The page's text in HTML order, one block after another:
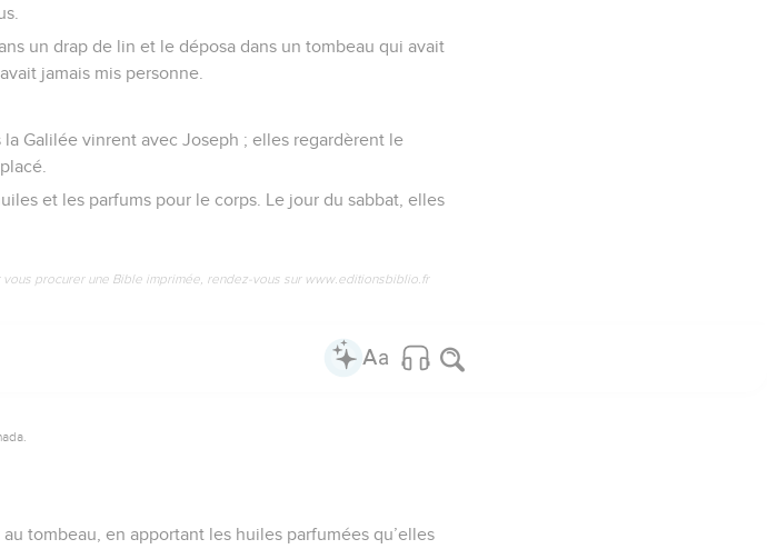
un drap de lin et le déposa dans un tombeau qui avait
jamais mis personne.
Galilée vinrent avec Joseph ; elles regardèrent le
et les parfums pour le corps. Le jour du sabbat, elles
procurer une Bible imprimée, rendez-vous sur www.editionsbiblio.fr
tombeau, en apportant les huiles parfumées qu’elles